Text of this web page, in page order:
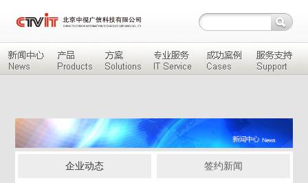
企业动态 签约新闻